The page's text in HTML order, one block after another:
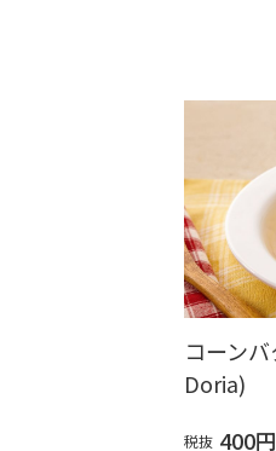
コーン
Doria)
税抜 400円